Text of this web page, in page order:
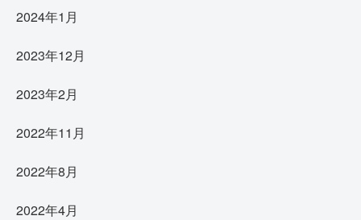
2024年1月
2023年12月
2023年2月
2022年11月
2022年8月
2022年4月